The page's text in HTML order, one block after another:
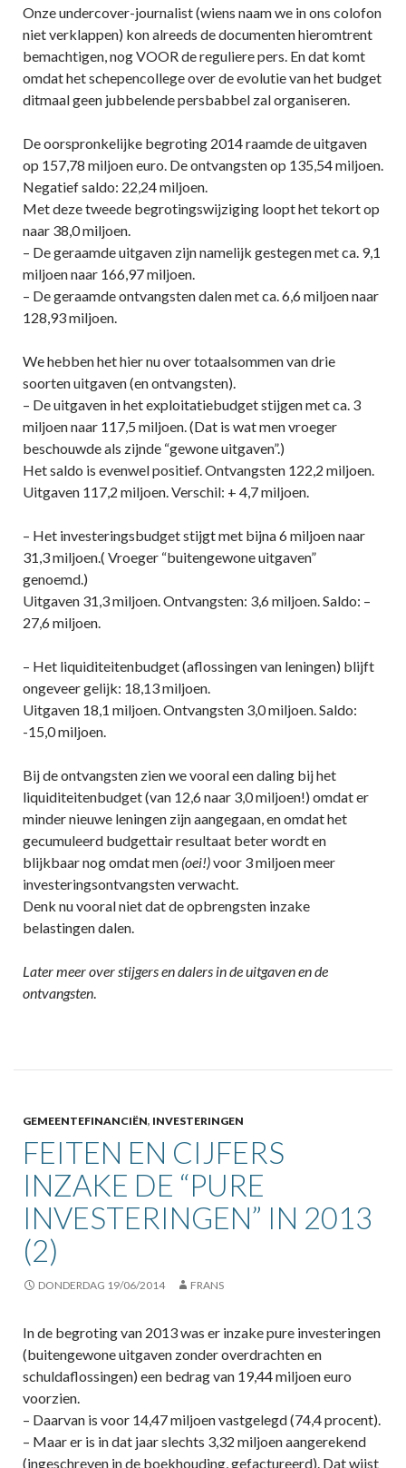
Onze undercover-journalist (wiens naam we in ons colofon
niet verklappen) kon alreeds de documenten hieromtrent
bemachtigen, nog VOOR de reguliere pers. En dat komt
omdat het schepencollege over de evolutie van het budget
ditmaal geen jubbelende persbabbel zal organiseren.
De oorspronkelijke begroting 2014 raamde de uitgaven
op 157,78 miljoen euro. De ontvangsten op 135,54 miljoen.
Negatief saldo: 22,24 miljoen.
Met deze tweede begrotingswijziging loopt het tekort op
naar 38,0 miljoen.
– De geraamde uitgaven zijn namelijk gestegen met ca. 9,1
miljoen naar 166,97 miljoen.
– De geraamde ontvangsten dalen met ca. 6,6 miljoen naar
128,93 miljoen.
We hebben het hier nu over totaalsommen van drie
soorten uitgaven (en ontvangsten).
– De uitgaven in het exploitatiebudget stijgen met ca. 3
miljoen naar 117,5 miljoen. (Dat is wat men vroeger
beschouwde als zijnde “gewone uitgaven”.)
Het saldo is evenwel positief. Ontvangsten 122,2 miljoen.
Uitgaven 117,2 miljoen. Verschil: + 4,7 miljoen.
– Het investeringsbudget stijgt met bijna 6 miljoen naar
31,3 miljoen.( Vroeger “buitengewone uitgaven”
genoemd.)
Uitgaven 31,3 miljoen. Ontvangsten: 3,6 miljoen. Saldo: –
27,6 miljoen.
– Het liquiditeitenbudget (aflossingen van leningen) blijft
ongeveer gelijk: 18,13 miljoen.
Uitgaven 18,1 miljoen. Ontvangsten 3,0 miljoen. Saldo:
-15,0 miljoen.
Bij de ontvangsten zien we vooral een daling bij het
liquiditeitenbudget (van 12,6 naar 3,0 miljoen!) omdat er
minder nieuwe leningen zijn aangegaan, en omdat het
gecumuleerd budgettair resultaat beter wordt en
blijkbaar nog omdat men (oei!)voor 3 miljoen meer
investeringsontvangsten verwacht.
Denk nu vooral niet dat de opbrengsten inzake
belastingen dalen.
Later meer over stijgers en dalers in de uitgaven en de
ontvangsten.
GEMEENTEFINANCIËN, INVESTERINGEN
FEITEN EN CIJFERS
INZAKE DE “PURE
INVESTERINGEN” IN 2013
(2)
DONDERDAG 19/06/2014 FRANS
In de begroting van 2013 was er inzake pure investeringen
(buitengewone uitgaven zonder overdrachten en
schuldaflossingen) een bedrag van 19,44 miljoen euro
voorzien.
– Daarvan is voor 14,47 miljoen vastgelegd (74,4 procent).
– Maar er is in dat jaar slechts 3,32 miljoen aangerekend
(ingeschreven in de boekhouding, gefactureerd). Dat wijst